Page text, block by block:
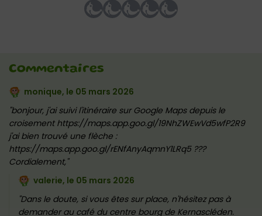
Commentaires
monique, le 05 mars 2026
bonjour, j'ai suivi l'itinéraire sur Google Maps depuis le
croisement https://maps.app.goo.gl/19NhZWEwVd5wfP2R9
j'ai bien trouvé une flèche :
https://maps.app.goo.gl/rENfAnyAqmnY1LRq5 ???
Cordialement,
valerie, le 05 mars 2026
Dans le doute, si vous êtes sur place, n'hésitez pas à
demander au café du centre bourg de Kernascléden.